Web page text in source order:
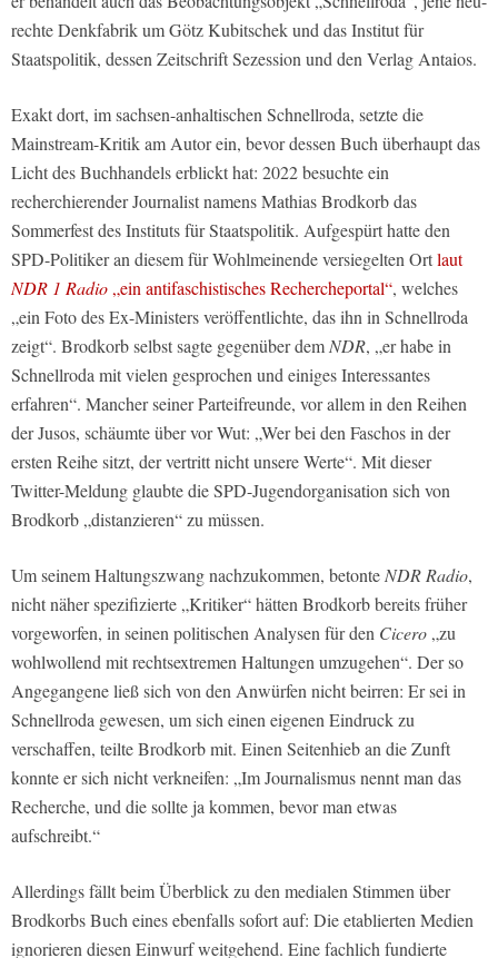
rechte Denkfabrik um Götz Kubitschek und das Institut für
Staatspolitik, dessen Zeitschrift Sezession und den Verlag Antaios.
Exakt dort, im sachsen-anhaltischen Schnellroda, setzte die
Mainstream-Kritik am Autor ein, bevor dessen Buch überhaupt das
Licht des Buchhandels erblickt hat: 2022 besuchte ein
recherchierender Journalist namens Mathias Brodkorb das
Sommerfest des Instituts für Staatspolitik. Aufgespürt hatte den
SPD-Politiker an diesem für Wohlmeinende versiegelten Ortlaut
NDR 1 Radio „ein antifaschistisches Rechercheportal“, welches
„ein Foto des Ex-Ministers veröffentlichte, das ihn in Schnellroda
zeigt“. Brodkorb selbst sagte gegenüber dem NDR, „er habe in
Schnellroda mit vielen gesprochen und einiges Interessantes
erfahren“. Mancher seiner Parteifreunde, vor allem in den Reihen
der Jusos, schäumte über vor Wut: „Wer bei den Faschos in der
ersten Reihe sitzt, der vertritt nicht unsere Werte“. Mit dieser
Twitter-Meldung glaubte die SPD-Jugendorganisation sich von
Brodkorb „distanzieren“ zu müssen.
Um seinem Haltungszwang nachzukommen, betonte NDR Radio,
nicht näher spezifizierte „Kritiker“ hätten Brodkorb bereits früher
vorgeworfen, in seinen politischen Analysen für den Cicero „zu
wohlwollend mit rechtsextremen Haltungen umzugehen“. Der so
Angegangene ließ sich von den Anwürfen nicht beirren: Er sei in
Schnellroda gewesen, um sich einen eigenen Eindruck zu
verschaffen, teilte Brodkorb mit. Einen Seitenhieb an die Zunft
konnte er sich nicht verkneifen: „Im Journalismus nennt man das
Recherche, und die sollte ja kommen, bevor man etwas
aufschreibt.“
Allerdings fällt beim Überblick zu den medialen Stimmen über
Brodkorbs Buch eines ebenfalls sofort auf: Die etablierten Medien
ignorieren diesen Einwurf weitgehend. Eine fachlich fundierte